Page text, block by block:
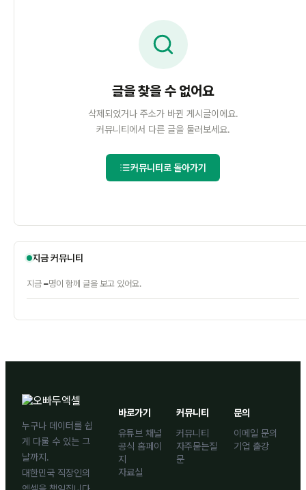
글을 찾을 수 없어요
삭제되었거나 주소가 바뀐 게시글이에요.
커뮤니티에서 다른 글을 둘러보세요.
커뮤니티로 돌아가기
지금 커뮤니티
지금 –명이 함께 글을 보고 있어요.
누구나 데이터를 쉽
게 다룰 수 있는 그
날까지.
대한민국 직장인의
바로가기
유튜브 채널
공식 홈페이
지
자료실
커뮤니티
커뮤니티
자주묻는질
문
문의
이메일 문의
기업 출강